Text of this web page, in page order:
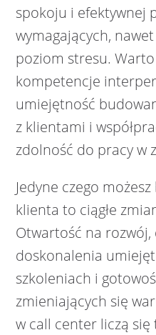
spokoju i efektywnej
wymagających,
poziom stresu.
kompetencje
umiejętność
z klientami i
zdolność do pracy w
Jedyne czego
klienta to ciągłe
Otwartość na rozwój,
doskonalenia
szkoleniach i
zmieniających się
w call center liczą